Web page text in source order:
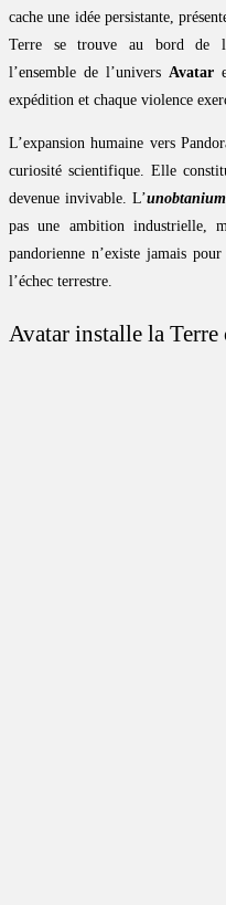
cache une idée persistante,
Terre se trouve au bord de
l’ensemble de l’univers Avatar
expédition et chaque violence
L’expansion humaine vers
curiosité scientifique. Elle
devenue invivable. L’unobtanium
pas une ambition industrielle,
pandorienne n’existe jamais
l’échec terrestre.
Avatar installe la